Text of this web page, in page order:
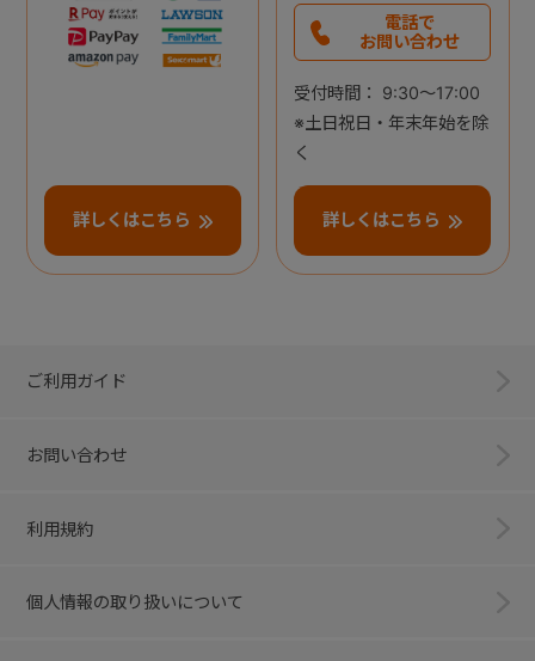
詳しくはこちら
電話で
お問い合わせ
受付時間： 9:30～17:00
※土日祝日・年末年始を除
く
詳しくはこちら
ご利用ガイド
お問い合わせ
利用規約
個人情報の取り扱いについて